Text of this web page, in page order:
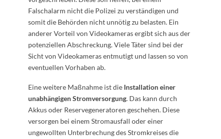
Falschalarm nicht die Polizei zu verständigen und
somit die Behörden nicht unnötig zu belasten. Ein
anderer Vorteil von Videokameras ergibt sich aus der
potenziellen Abschreckung. Viele Täter sind bei der
Sicht von Videokameras entmutigt und lassen so von
eventuellen Vorhaben ab.
Eine weitere Maßnahme ist die Installation einer
unabhängigen Stromversorgung. Das kann durch
Akkus oder Reservegeneratoren geschehen. Diese
versorgen bei einem Stromausfall oder einer
ungewollten Unterbrechung des Stromkreises die